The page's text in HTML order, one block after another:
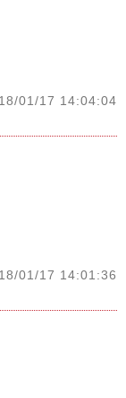
01/17 14:04:04
01/17 14:01:36